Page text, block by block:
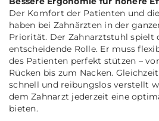
Der Komfort der Patienten und
haben bei Zahnärzten in der
Priorität. Der Zahnarztstuhl spielt
entscheidende Rolle. Er muss
des Patienten perfekt stützen –
Rücken bis zum Nacken.
schnell und reibungslos verstellt
dem Zahnarzt jederzeit eine
bieten.